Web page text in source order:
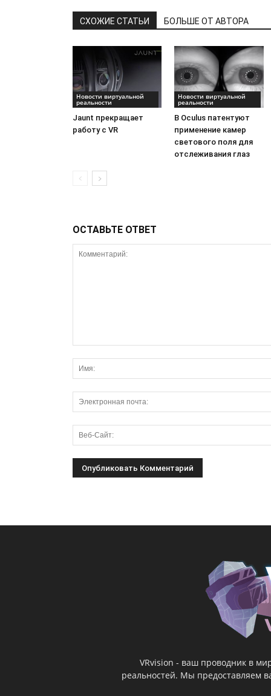
СХОЖИЕ СТАТЬИ БОЛЬШЕ ОТ АВТОРА
Новости виртуальной
реальности
Jaunt прекращает
работу с VR
Новости виртуальной
реальности
В Oculus патентуют
применение камер
светового поля для
отслеживания глаз
ОСТАВЬТЕ ОТВЕТ
VRvision - ваш проводник в
реальностей. Мы предоставляем